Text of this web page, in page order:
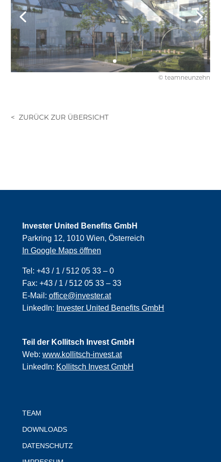
© teamneunzehn
Invester United Benefits GmbH
Parkring 12, 1010 Wien, Österreich
In Google Maps öffnen
Tel: +43 / 1 / 512 05 33 – 0
Fax: +43 / 1 / 512 05 33 – 33
E-Mail: office@invester.at
LinkedIn: Invester United Benefits GmbH
Teil der Kollitsch Invest GmbH
Web: www.kollitsch-invest.at
LinkedIn: Kollitsch Invest GmbH
TEAM
DOWNLOADS
DATENSCHUTZ